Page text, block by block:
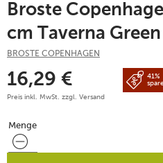
Broste
cm Taverna Green
BROSTE COPENHAGEN
16,29 €
Preis inkl. MwSt. zzgl. Versand
41%
Menge
Menge